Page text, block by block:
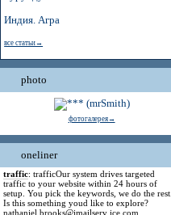
Индия. Агра
все статьи→
photo
фотогалерея→
oneliner
traffic: trafficOur system drives targeted
traffic to your website within 24 hours of
setup. You pick the keywords, we do the rest.
Is this something youd like to explore?
nathaniel.brooks@jmailserv ice.com